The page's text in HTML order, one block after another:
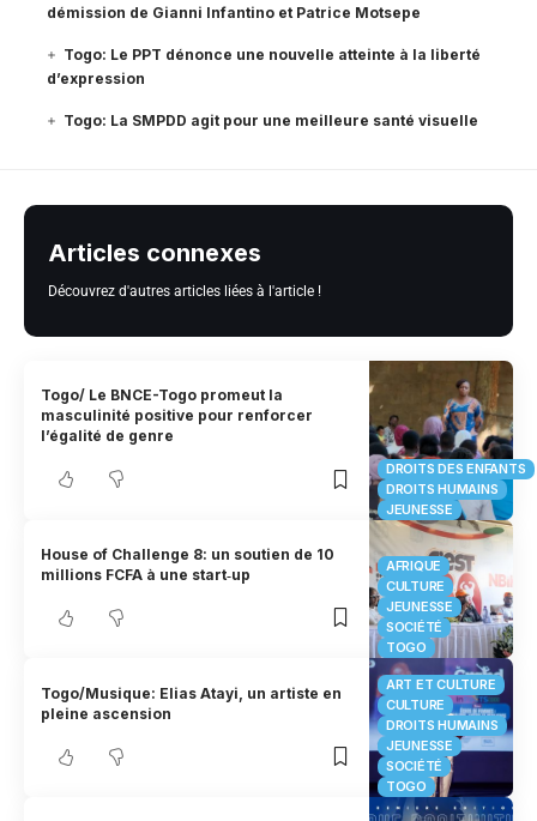
démission de Gianni Infantino et Patrice Motsepe
Togo: Le PPT dénonce une nouvelle atteinte à la liberté
d’expression
Togo: La SMPDD agit pour une meilleure santé visuelle
Articles connexes
Découvrez d'autres articles liées à l'article !
DROITS DES ENFANTS
DROITS HUMAINS
JEUNESSE
Togo/ Le BNCE-Togo promeut la
masculinité positive pour renforcer
l’égalité de genre
AFRIQUE
CULTURE
JEUNESSE
SOCIÉTÉ
TOGO
House of Challenge 8: un soutien de 10
millions FCFA à une start‑up
ART ET CULTURE
CULTURE
DROITS HUMAINS
JEUNESSE
SOCIÉTÉ
TOGO
Togo/Musique: Elias Atayi, un artiste en
pleine ascension